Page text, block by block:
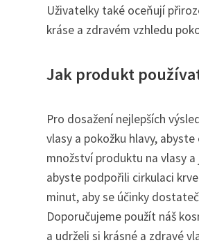
Uživatelky také oceňují
kráse a zdravém vzhledu
Jak produkt
Pro dosažení nejlepších
vlasy a pokožku hlavy,
množství produktu na vlasy
abyste podpořili cirkulaci
minut, aby se účinky
Doporučujeme použít náš
a udrželi si krásné a zdravé